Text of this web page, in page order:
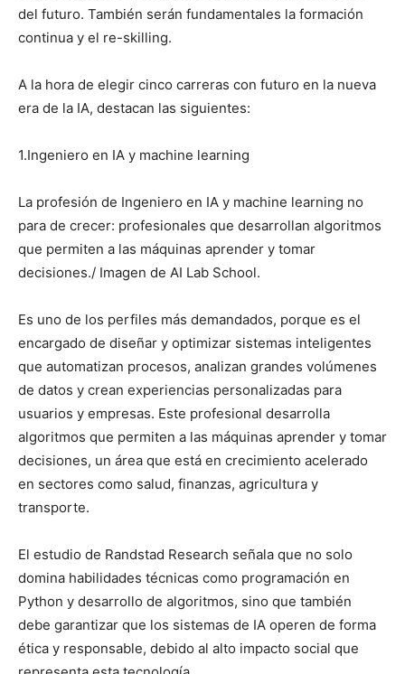
del futuro. También serán fundamentales la formación
continua y el re-skilling.
A la hora de elegir cinco carreras con futuro en la nueva
era de la IA, destacan las siguientes:
1.Ingeniero en IA y machine learning
La profesión de Ingeniero en IA y machine learning no
para de crecer: profesionales que desarrollan algoritmos
que permiten a las máquinas aprender y tomar
decisiones./ Imagen de AI Lab School.
Es uno de los perfiles más demandados, porque es el
encargado de diseñar y optimizar sistemas inteligentes
que automatizan procesos, analizan grandes volúmenes
de datos y crean experiencias personalizadas para
usuarios y empresas. Este profesional desarrolla
algoritmos que permiten a las máquinas aprender y tomar
decisiones, un área que está en crecimiento acelerado
en sectores como salud, finanzas, agricultura y
transporte.
El estudio de Randstad Research señala que no solo
domina habilidades técnicas como programación en
Python y desarrollo de algoritmos, sino que también
debe garantizar que los sistemas de IA operen de forma
ética y responsable, debido al alto impacto social que